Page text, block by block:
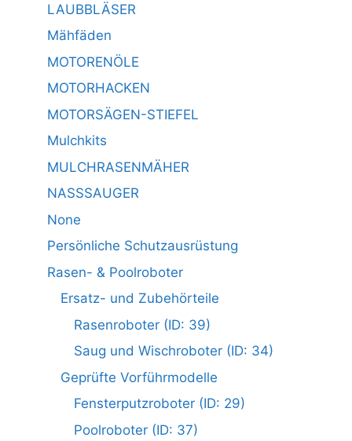
LAUBBLÄSER
Mähfäden
MOTORENÖLE
MOTORHACKEN
MOTORSÄGEN-STIEFEL
Mulchkits
MULCHRASENMÄHER
NASSSAUGER
None
Persönliche Schutzausrüstung
Rasen- & Poolroboter
Ersatz- und Zubehörteile
Rasenroboter (ID: 39)
Saug und Wischroboter (ID: 34)
Geprüfte Vorführmodelle
Fensterputzroboter (ID: 29)
Poolroboter (ID: 37)